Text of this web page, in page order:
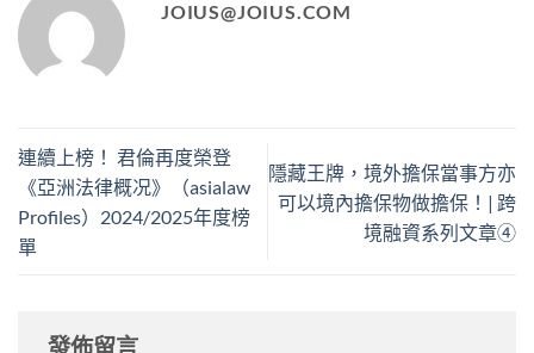
JOIUS@JOIUS.COM
連續上榜！ 君倫再度榮登
《亞洲法律概况》（asialaw
Profiles）2024/2025年度榜
單
隱藏王牌，境外擔保當事方亦
可以境內擔保物做擔保！| 跨
境融資系列文章④
發佈留言